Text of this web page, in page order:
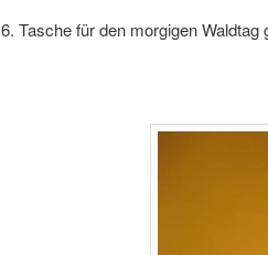
6. Tasche für den morgigen